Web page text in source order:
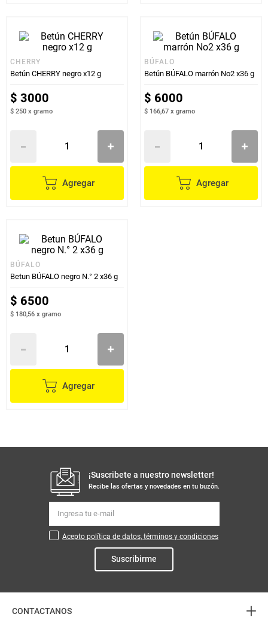
CHERRY
Betún CHERRY negro x12 g
$ 3000
$ 250 x gramo
Agregar
BÚFALO
Betún BÚFALO marrón No2 x36 g
$ 6000
$ 166,67 x gramo
Agregar
BÚFALO
Betun BÚFALO negro N.° 2 x36 g
$ 6500
$ 180,56 x gramo
Agregar
¡Suscribete a nuestro newsletter!
Recibe las ofertas y novedades en tu buzón.
Acepto política de datos, términos y condiciones
Suscribirme
CONTACTANOS +